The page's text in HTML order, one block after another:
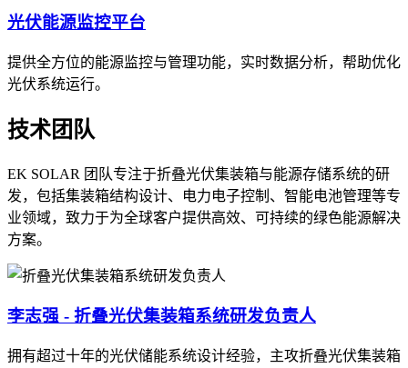
光伏能源监控平台
提供全方位的能源监控与管理功能，实时数据分析，帮助优化
光伏系统运行。
技术团队
EK SOLAR 团队专注于折叠光伏集装箱与能源存储系统的研
发，包括集装箱结构设计、电力电子控制、智能电池管理等专
业领域，致力于为全球客户提供高效、可持续的绿色能源解决
方案。
李志强 - 折叠光伏集装箱系统研发负责人
拥有超过十年的光伏储能系统设计经验，主攻折叠光伏集装箱